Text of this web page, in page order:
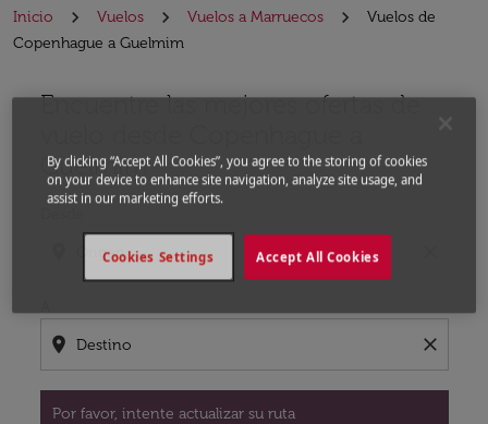
Inicio Vuelos Vuelos a Marruecos
Vuelos de
Copenhague a Guelmim
Encuentre las mejores ofertas de
Guelmim
location_on close
Por favor, intente actualizar su ruta
Por favor, intente actualizar su ruta (origen y / o
By clicking “Accept All Cookies”, you agree to the storing of cookies
on your device to enhance site navigation, analyze site usage, and
assist in our marketing efforts.
Accept All Cookies
Cookies Settings